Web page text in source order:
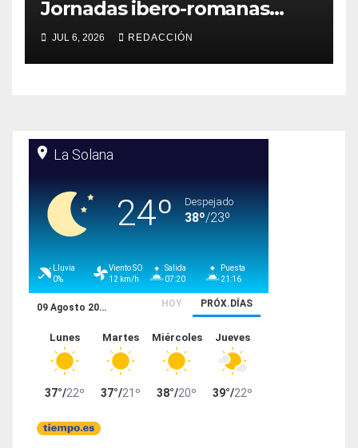
Jornadas ibero-romanas
entre el 9 y el 12 de julio
JUL 6, 2026 REDACCIÓN